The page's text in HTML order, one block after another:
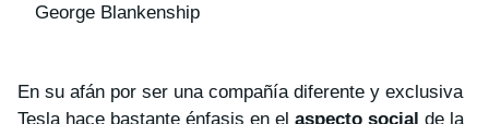
George Blankenship
En su afán por ser una compañía diferente y exclusiva
Tesla hace bastante énfasis en el aspecto social de la